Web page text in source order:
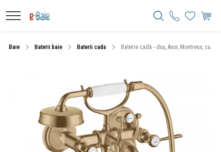
Baie Baterii baie Baterii cada Baterie cadă - duș, Axor, Montreux, cu